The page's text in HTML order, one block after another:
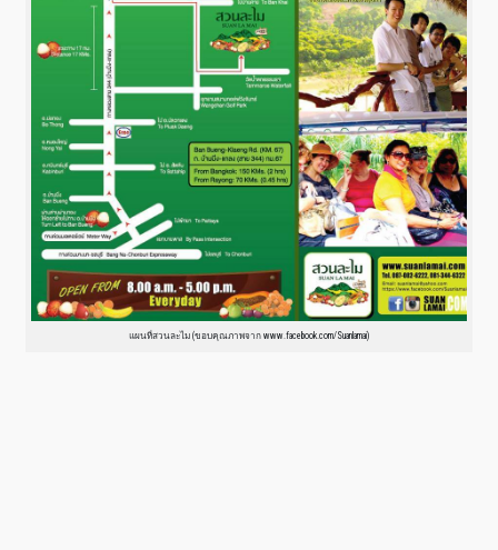
แผนที่สวนละไม (ขอบคุณภาพจาก www.facebook.com/Suanlamai)